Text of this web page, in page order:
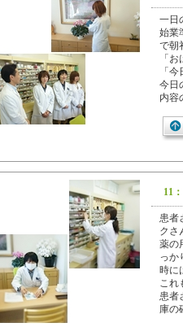
一日
始業
で朝
「
「
今日
内容
11
患者
クさ
薬の
っか
時に
これ
患者
庫の